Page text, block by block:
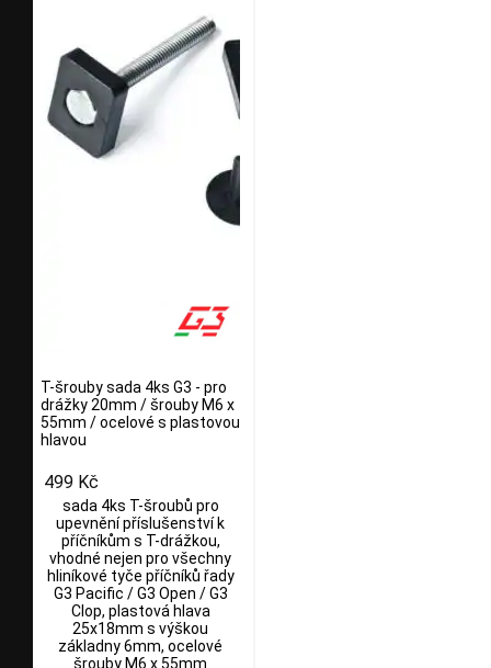
T-šrouby sada 4ks G3 - pro
drážky 20mm / šrouby M6 x
55mm / ocelové s plastovou
hlavou
499 Kč
sada 4ks T-šroubů pro
upevnění příslušenství k
příčníkům s T-drážkou,
vhodné nejen pro všechny
hliníkové tyče příčníků řady
G3 Pacific / G3 Open / G3
Clop, plastová hlava
25x18mm s výškou
základny 6mm, ocelové
šrouby M6 x 55mm